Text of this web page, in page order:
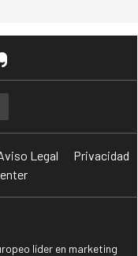
Legal
Privacidad
líder en marketing